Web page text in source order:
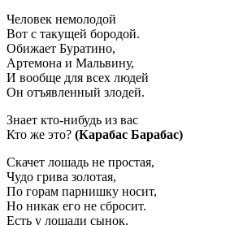
Человек немолодой
Вот с такущей бородой.
Обижает Буратино,
Артемона и Мальвину,
И вообще для всех людей
Он отъявленный злодей.
Знает кто-нибудь из вас
Кто же это? (Карабас Барабас)
Скачет лошадь не простая,
Чудо грива золотая,
По горам парнишку носит,
Но никак его не сбросит.
Есть у лошади сынок,